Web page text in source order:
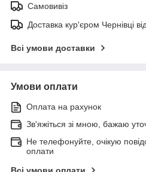
Самовивіз
Доставка кур'єром Чернівці
Всі умови доставки
Умови оплати
Оплата на рахунок
Зв'яжіться зі мною, бажаю
Не телефонуйте, очікую
оплати
Всі умови оплати